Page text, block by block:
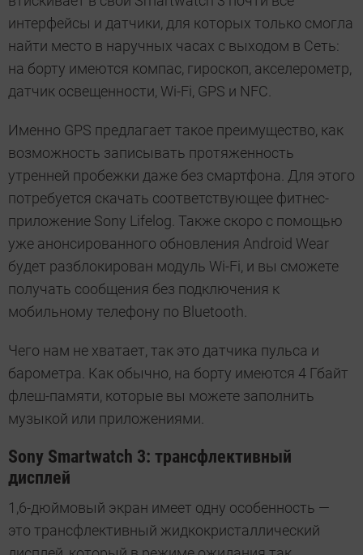
интерфейсы и датчики, для которых только смогла
найти место в наручных часах с выходом в Сеть:
на борту имеются компас, гироскоп, акселерометр,
датчик освещенности, Wi-Fi, GPS и NFC.
Именно GPS предлагает такое преимущество, как
возможность записывать протяженность
утренней пробежки даже без смартфона. Для этого
потребуется скачать соответствующее фитнес-
приложение Sony Lifelog. Также скоро с помощью
уже анонсированного обновления Android Wear
будет разблокирован модуль Wi-Fi, и вы сможете
получать сообщения без подключения к
мобильному телефону по Bluetooth.
Чего нам не хватает, так это датчика пульса и
барометра. Как обычно, на борту имеются 4 Гбайт
флеш-памяти, которые вы можете заполнить
музыкой или приложениями.
Sony Smartwatch 3: трансфлективный
дисплей
1,6-дюймовый экран имеет одну особенность —
это трансфлективный жидкокристаллический